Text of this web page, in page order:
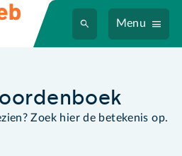
Menu
Zoek hier de betekenis op.